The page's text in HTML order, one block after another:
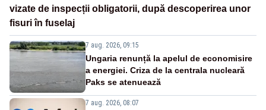
vizate de inspecții obligatorii, după descoperirea unor
fisuri în fuselaj
7 aug. 2026, 09:15
Ungaria renunță la apelul de economisire
a energiei. Criza de la centrala nucleară
Paks se atenuează
7 aug. 2026, 08:07